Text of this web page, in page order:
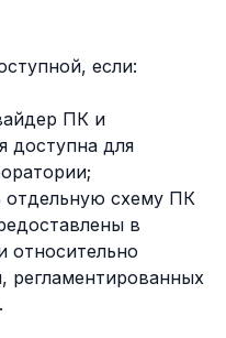
если:
ПК и
доступна для
отдельную схему ПК
в
относительно
регламентированных